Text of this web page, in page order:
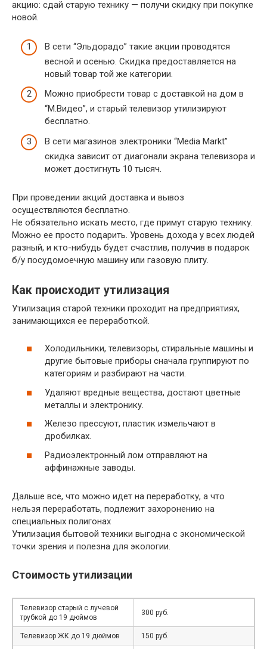
акцию: сдай старую технику — получи скидку при покупке
новой.
В сети “Эльдорадо” такие акции проводятся
весной и осенью. Скидка предоставляется на
новый товар той же категории.
Можно приобрести товар с доставкой на дом в
“М.Видео”, и старый телевизор утилизируют
бесплатно.
В сети магазинов электроники “Media Markt”
скидка зависит от диагонали экрана телевизора и
может достигнуть 10 тысяч.
При проведении акций доставка и вывоз
осуществляются бесплатно.
Не обязательно искать место, где примут старую технику.
Можно ее просто подарить. Уровень дохода у всех людей
разный, и кто-нибудь будет счастлив, получив в подарок
б/у посудомоечную машину или газовую плиту.
Как происходит утилизация
Утилизация старой техники проходит на предприятиях,
занимающихся ее переработкой.
Холодильники, телевизоры, стиральные машины и
другие бытовые приборы сначала группируют по
категориям и разбирают на части.
Удаляют вредные вещества, достают цветные
металлы и электронику.
Железо прессуют, пластик измельчают в
дробилках.
Радиоэлектронный лом отправляют на
аффинажные заводы.
Дальше все, что можно идет на переработку, а что
нельзя переработать, подлежит захоронению на
специальных полигонах
Утилизация бытовой техники выгодна с экономической
точки зрения и полезна для экологии.
Стоимость утилизации
Телевизор старый с лучевой
трубкой до 19 дюймов
300 руб.
Телевизор ЖК до 19 дюймов 150 руб.